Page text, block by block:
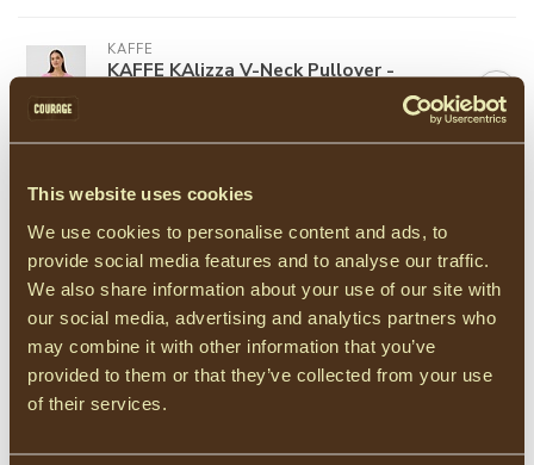
This website uses cookies
We use cookies to personalise content and ads, to
provide social media features and to analyse our traffic.
We also share information about your use of our site with
our social media, advertising and analytics partners who
may combine it with other information that you’ve
provided to them or that they’ve collected from your use
of their services.
KAFFE
KAFFE KAlizza V-Neck Pullover -
€35,00
KAFFE
Chalk/Powder Blue Stripe
Op voorraad
€50,00
OBJECT
Object OBJFLO Knit Pullover -
White Sand €40,00